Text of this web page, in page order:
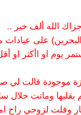
الله ألف خير ..
على
يوم او اأكثر او
موجودة قالت لي
وماتت خلال
وقلت لزوجي راح